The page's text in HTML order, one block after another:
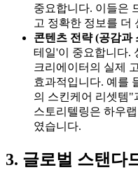
중요합니다. 이들은
고 정확한 정보를 더
콘텐츠 전략 (공감과
테일'이 중요합니다.
크리에이터의 실제
효과적입니다. 예를
의 스킨케어 리셋템"
스토리텔링은 하우
였습니다.
3. 글로벌 스탠다